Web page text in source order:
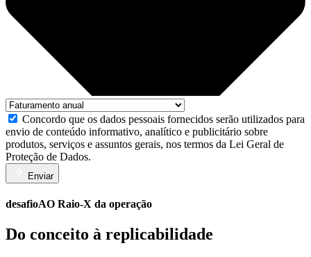
Concordo que os dados pessoais fornecidos serão utilizados para
envio de conteúdo informativo, analítico e publicitário sobre
produtos, serviços e assuntos gerais, nos termos da Lei Geral de
Proteção de Dados.
Enviar
desafioAO Raio-X da operação
Do conceito à replicabilidade